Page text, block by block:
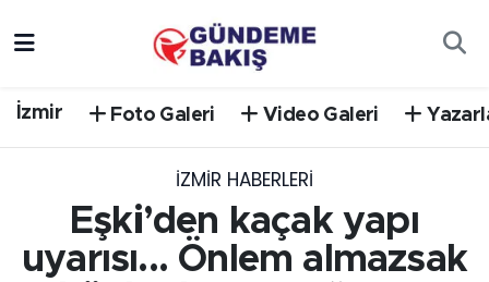
İzmir Foto Galeri Video Galeri
İZMIR HABERLERI
Eşki’den kaçak yapı
uyarısı... Önlem almazsak
EGE
Trafik Durumu
Süper Lig Puan Durumu ve Fikstür